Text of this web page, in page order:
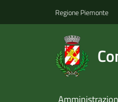
Regione Piemonte